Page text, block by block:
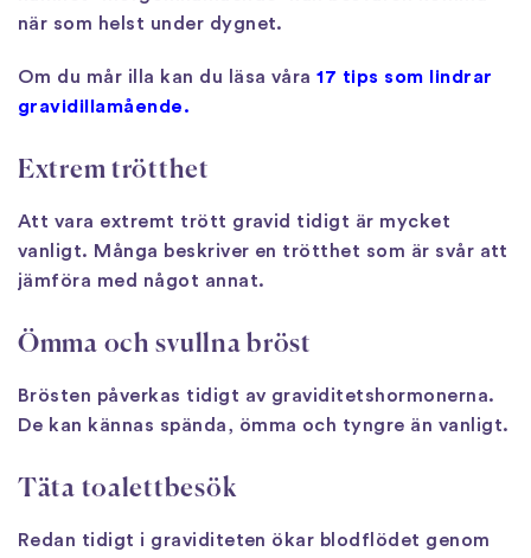
när som helst under dygnet.
Om du mår illa kan du läsa våra17 tips som lindrar
gravidillamående.
Extrem trötthet
Att vara extremt trött gravid tidigt är mycket
vanligt. Många beskriver en trötthet som är svår att
jämföra med något annat.
Ömma och svullna bröst
Brösten påverkas tidigt av graviditetshormonerna.
De kan kännas spända, ömma och tyngre än vanligt.
Täta toalettbesök
Redan tidigt i graviditeten ökar blodflödet genom